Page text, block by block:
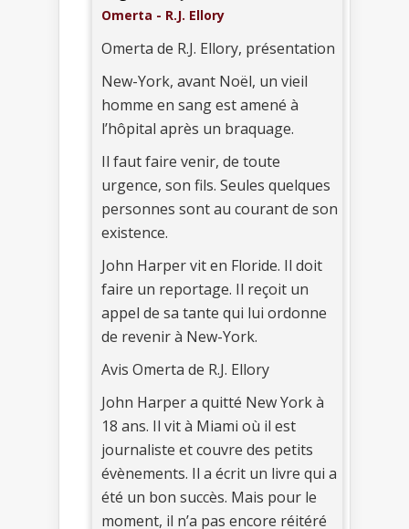
Omerta - R.J. Ellory
Omerta de R.J. Ellory, présentation
New-York, avant Noël, un vieil
homme en sang est amené à
l’hôpital après un braquage.
Il faut faire venir, de toute
urgence, son fils. Seules quelques
personnes sont au courant de son
existence.
John Harper vit en Floride. Il doit
faire un reportage. Il reçoit un
appel de sa tante qui lui ordonne
de revenir à New-York.
Avis Omerta de R.J. Ellory
John Harper a quitté New York à
18 ans. Il vit à Miami où il est
journaliste et couvre des petits
évènements. Il a écrit un livre qui a
été un bon succès. Mais pour le
moment, il n’a pas encore réitéré